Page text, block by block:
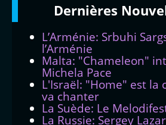
Dernières
L’Arménie: Srbuhi
l’Arménie
Malta: "Chameleon"
Michela Pace
L'Israël: "Home" est la
va chanter
La Suède: Le
La Russie: Sergey